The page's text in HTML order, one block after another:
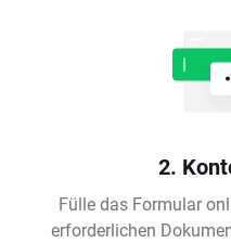
2.
Fülle das Formular
erforderlichen